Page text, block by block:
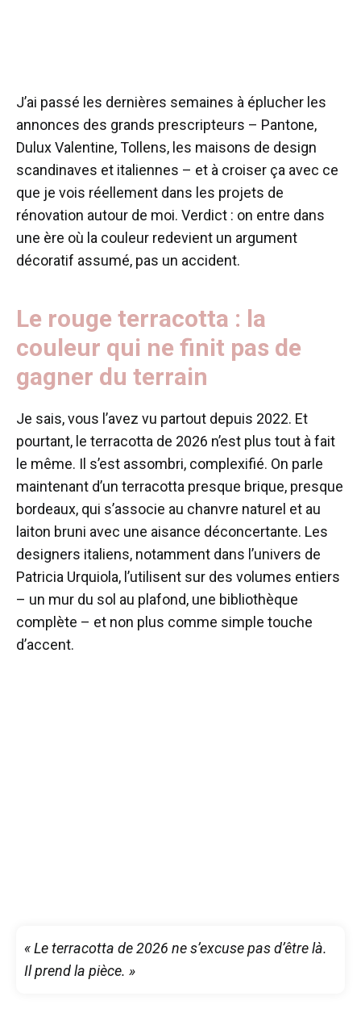
J’ai passé les dernières semaines à éplucher les
annonces des grands prescripteurs – Pantone,
Dulux Valentine, Tollens, les maisons de design
scandinaves et italiennes – et à croiser ça avec ce
que je vois réellement dans les projets de
rénovation autour de moi. Verdict : on entre dans
une ère où la couleur redevient un argument
décoratif assumé, pas un accident.
Le rouge terracotta : la
couleur qui ne finit pas de
gagner du terrain
Je sais, vous l’avez vu partout depuis 2022. Et
pourtant, le terracotta de 2026 n’est plus tout à fait
le même. Il s’est assombri, complexifié. On parle
maintenant d’un terracotta presque brique, presque
bordeaux, qui s’associe au chanvre naturel et au
laiton bruni avec une aisance déconcertante. Les
designers italiens, notamment dans l’univers de
Patricia Urquiola, l’utilisent sur des volumes entiers
– un mur du sol au plafond, une bibliothèque
complète – et non plus comme simple touche
d’accent.
« Le terracotta de 2026 ne s’excuse pas d’être là.
Il prend la pièce. »